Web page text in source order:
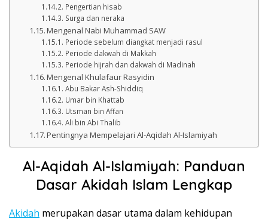
Pengertian hisab
Surga dan neraka
Mengenal Nabi Muhammad SAW
Periode sebelum diangkat menjadi rasul
Periode dakwah di Makkah
Periode hijrah dan dakwah di Madinah
Mengenal Khulafaur Rasyidin
Abu Bakar Ash-Shiddiq
Umar bin Khattab
Utsman bin Affan
Ali bin Abi Thalib
Pentingnya Mempelajari Al-Aqidah Al-Islamiyah
Al-Aqidah Al-Islamiyah: Panduan
Dasar Akidah Islam Lengkap
Akidah merupakan dasar utama dalam kehidupan